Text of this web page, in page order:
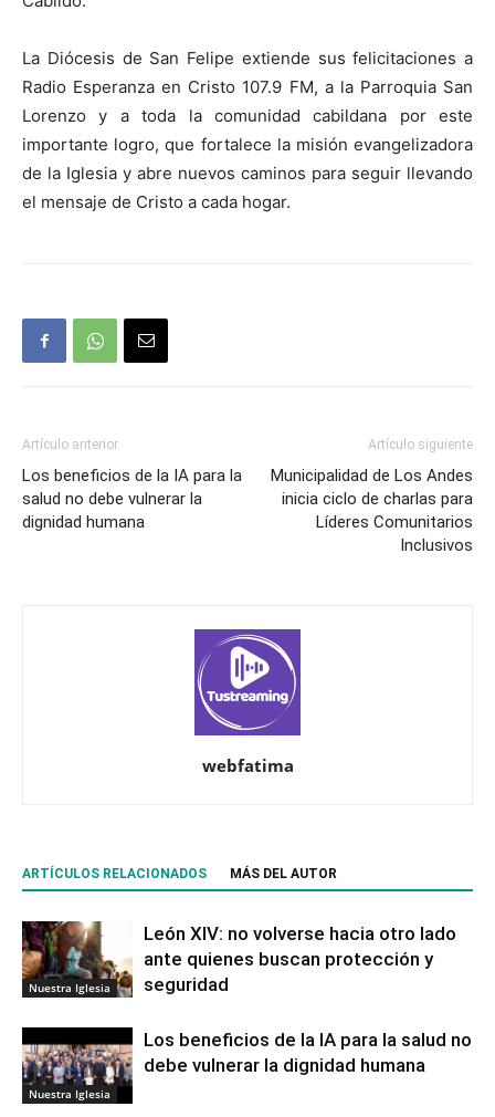
La Diócesis de San Felipe extiende sus felicitaciones a
Radio Esperanza en Cristo 107.9 FM, a la Parroquia San
Lorenzo y a toda la comunidad cabildana por este
importante logro, que fortalece la misión evangelizadora
de la Iglesia y abre nuevos caminos para seguir llevando
el mensaje de Cristo a cada hogar.
Artículo anterior
Los beneficios de la IA para la
salud no debe vulnerar la
dignidad humana
Artículo siguiente
Municipalidad de Los Andes
inicia ciclo de charlas para
Líderes Comunitarios
Inclusivos
webfatima
ARTÍCULOS RELACIONADOS MÁS DEL AUTOR
Nuestra Iglesia
León XIV: no volverse hacia otro lado
ante quienes buscan protección y
seguridad
Nuestra Iglesia
Los beneficios de la IA para la salud no
debe vulnerar la dignidad humana